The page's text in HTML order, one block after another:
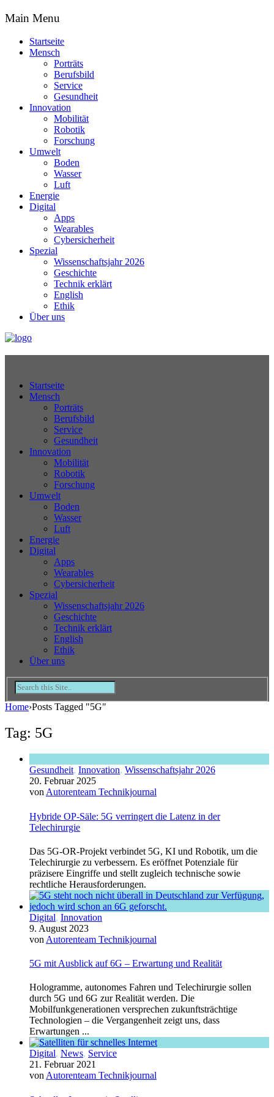
Main Menu
Startseite
Mensch
Porträts
Berufsbild
Service
Gesundheit
Innovation
Mobilität
Robotik
Forschung
Umwelt
Boden
Wasser
Luft
Energie
Digital
Apps
Wearables
Cybersicherheit
Spezial
Wissenschaftsjahr 2026
Geschichte
Technik erklärt
English
Ethik
Über uns
Startseite
Mensch
Porträts
Berufsbild
Service
Gesundheit
Innovation
Mobilität
Robotik
Forschung
Umwelt
Boden
Wasser
Luft
Energie
Digital
Apps
Wearables
Cybersicherheit
Spezial
Wissenschaftsjahr 2026
Geschichte
Technik erklärt
English
Ethik
Über uns
Home›Posts Tagged "5G"
Tag: 5G
Gesundheit, Innovation, Wissenschaftsjahr 2026
20. Februar 2025
von Autorenteam Technikjournal
Hybride OP-Säle: 5G verringert die Latenz in der
Telechirurgie
Das 5G-OR-Projekt verbindet 5G, KI und Robotik, um die
Telechirurgie zu verbessern. Es eröffnet Potenziale für
präzisere Eingriffe und stellt zugleich technische sowie
rechtliche Herausforderungen.
Digital, Innovation
9. August 2023
von Autorenteam Technikjournal
5G mit Ausblick auf 6G – Erwartung und Realität
Hologramme, autonomes Fahren und Telechirurgie sollen
durch 5G und 6G zur Realität werden. Die
Mobilfunkgenerationen versprechen zukunftsträchtige
Technologien – die Vergangenheit zeigt uns, dass
Erwartungen ...
Digital, News, Service
21. Februar 2021
von Autorenteam Technikjournal